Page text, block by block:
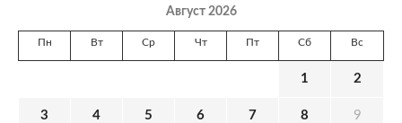
Август 2026
Пн Вт Ср Чт Пт Сб Вс
1 2
3 4 5 6 7 8 9